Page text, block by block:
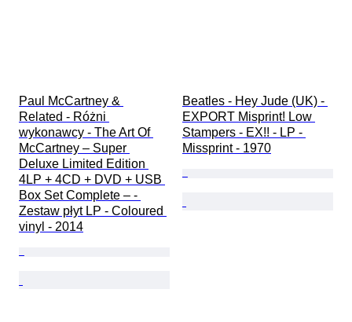
Paul McCartney &
Related - Różni
wykonawcy - The Art Of
McCartney – Super
Deluxe Limited Edition
4LP + 4CD + DVD + USB
Box Set Complete – -
Zestaw płyt LP - Coloured
vinyl - 2014
Beatles - Hey Jude (UK) -
EXPORT Misprint! Low
Stampers - EX!! - LP -
Missprint - 1970